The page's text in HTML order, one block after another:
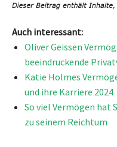
Auch interessant:
Oliver Geissen
beeindruckende
Katie Holmes
und ihre Karriere 2024
So viel Vermögen hat
zu seinem Reichtum